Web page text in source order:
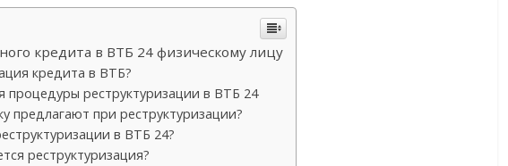
кредита в ВТБ 24 физическому лицу
кредита в ВТБ?
процедуры реструктуризации в ВТБ 24
предлагают при реструктуризации?
в ВТБ 24?
реструктуризация?